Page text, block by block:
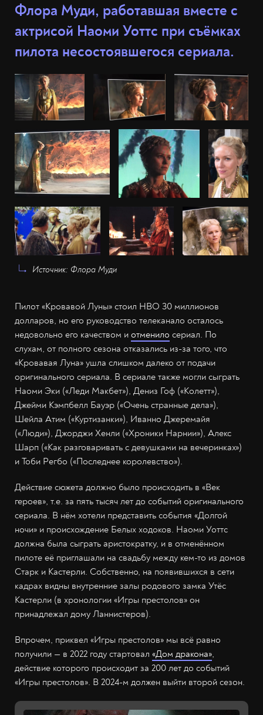
Флора Муди, работавшая вместе с
актрисой Наоми Уоттс при съёмках
пилота несостоявшегося сериала.
Источник: Флора Муди
Пилот «Кровавой Луны» стоил HBO 30 миллионов
долларов, но его руководство телеканало осталось
недовольно его качеством и отменило сериал. По
слухам, от полного сезона отказались из-за того, что
«Кровавая Луна» ушла слишком далеко от подачи
оригинального сериала. В сериале также могли сыграть
Наоми Эки («Леди Макбет»), Дениз Гоф («Колетт»),
Джейми Кэмпбелл Бауэр («Очень странные дела»),
Шейла Атим («Куртизанки»), Иванно Джеремайя
(«Люди»), Джорджи Хенли («Хроники Нарнии»), Алекс
Шарп («Как разговаривать с девушками на вечеринках»)
и Тоби Регбо («Последнее королевство»).
Действие сюжета должно было происходить в «Век
героев», т.е. за пять тысяч лет до событий оригинального
сериала. В нём хотели представить события «Долгой
ночи» и происхождение Белых ходоков. Наоми Уоттс
должна была сыграть аристократку, и в отменённом
пилоте её приглашали на свадьбу между кем-то из домов
Старк и Кастерли. Собственно, на появившихся в сети
кадрах видны внутренние залы родового замка Утёс
Кастерли (в хронологии «Игры престолов» он
принадлежал дому Ланнистеров).
Впрочем, приквел «Игры престолов» мы всё равно
получили — в 2022 году стартовал «Дом дракона»,
действие которого происходит за 200 лет до событий
«Игры престолов». В 2024-м должен выйти второй сезон.